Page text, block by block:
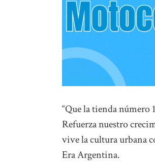
“Que la tienda
Refuerza nuestro
vive la cultura urbana
Era Argentina.